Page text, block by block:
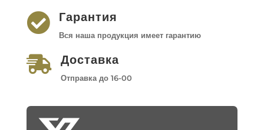
 Гарантия
Вся наша продукция имеет гарантию
 Доставка
Отправка до 16-00